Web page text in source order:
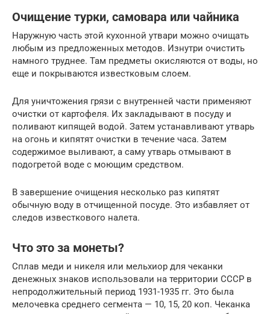
Очищение турки, самовара или чайника
Наружную часть этой кухонной утвари можно очищать
любым из предложенных методов. Изнутри очистить
намного труднее. Там предметы окисляются от воды, но
еще и покрываются известковым слоем.
Для уничтожения грязи с внутренней части применяют
очистки от картофеля. Их закладывают в посуду и
поливают кипящей водой. Затем устанавливают утварь
на огонь и кипятят очистки в течение часа. Затем
содержимое выливают, а саму утварь отмывают в
подогретой воде с моющим средством.
В завершение очищения несколько раз кипятят
обычную воду в отчищенной посуде. Это избавляет от
следов известкового налета.
Что это за монеты?
Сплав меди и никеля или мельхиор для чеканки
денежных знаков использовали на территории СССР в
непродолжительный период 1931-1935 гг. Это была
мелочевка среднего сегмента — 10, 15, 20 коп. Чеканка